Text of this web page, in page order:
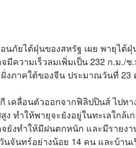
ดาวน์โหลดสนุกแอปฟรี ติดตามสนุกโ
ธิ์ © 2569 บริษัท อิมเมจ ฟิวเจอร์ (ประเทศไทย) จำกัด
นภัยไต้ฝุ่นของสหรัฐ เผย พายุไต้
มีความเร็วลมเพิ่มเป็น 232 ก.ม./
งภาคใต้ของจีน ประมาณวันที่ 23
เคลื่อนตัวออกจากฟิลิปปินส์ ไปท
ง ทำให้พายุจะยังอยู่ในทะเลใกล้
ยังทำให้มีฝนตกหนัก และมีรายง
นจันทร์อย่างน้อย 14 คน และบ้าน